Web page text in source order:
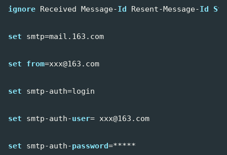
ignore Received Message-Id Resent-Message-Id
set smtp=mail .163 .com
set from=xxx@163. com
set smtp-auth=login
set smtp-auth-user= xxx@163. com
set smtp-auth-password